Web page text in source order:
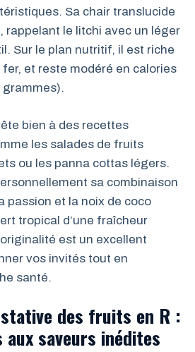
Sa chair translucide
rappelant le litchi avec un léger
Sur le plan nutritif, il est riche
et reste modéré en calories
grammes).
bien à des recettes
les salades de fruits
ou les panna cottas légers.
sa combinaison
passion et la noix de coco
tropical d’une fraîcheur
est un excellent
vos invités tout en
santé.
des fruits en R :
saveurs inédites